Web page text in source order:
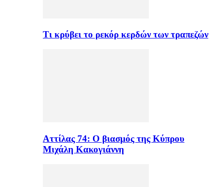
Τι κρύβει το ρεκόρ κερδών των τραπεζών
Αττίλας 74: Ο βιασμός της Κύπρου
Μιχάλη Κακογιάννη